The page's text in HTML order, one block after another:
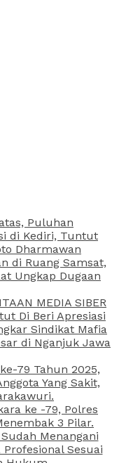
Puluhan
di Kediri, Tuntut
Dharmawan
di Ruang Samsat,
Ungkap Dugaan
MEDIA SIBER
Di Beri Apresiasi
Sindikat Mafia
di Nganjuk Jawa
79 Tahun 2025,
Yang Sakit,
ke -79, Polres
3 Pilar.
Menangani
Sesuai